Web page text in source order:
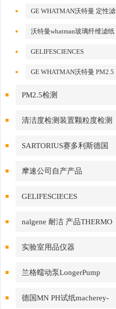
GE WHATMAN沃特曼 定性滤
纸
沃特曼whatman玻璃纤维滤纸
GELIFESCIENCES
WHATMAN 转印记膜杂交膜
GE WHATMAN沃特曼 PM2.5
PM2.5检测
清洁度检测装置颗粒度检测
SARTORIUS赛多利斯德国
摩速公司自产产品
GELIFESCIECES
nalgene 耐洁 产品THERMO
赛默飞
实验室用品仪器
兰格蠕动泵LongerPump
德国MN PH试纸macherey-